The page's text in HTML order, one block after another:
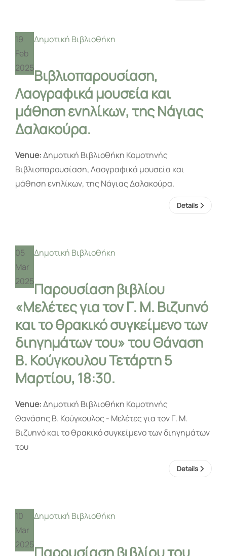
19
Feb
2025
Δημοτική Βιβλιοθήκη
Βιβλιοπαρουσίαση,
Λαογραφικά μουσεία και
μάθηση ενηλίκων, της Νάγιας
Δαλακούρα.
Venue:Δημοτική Βιβλιοθήκη Κομοτηνής
Βιβλιοπαρουσίαση, Λαογραφικά μουσεία και
μάθηση ενηλίκων, της Νάγιας Δαλακούρα.
Details
05
Mar
2025
Δημοτική Βιβλιοθήκη
Παρουσίαση βιβλίου
«Μελέτες για τον Γ. Μ. Βιζυηνό
και το θρακικό συγκείμενο των
διηγημάτων του» του Θάναση
Β. Κούγκουλου Τετάρτη 5
Μαρτίου, 18:30.
Venue:Δημοτική Βιβλιοθήκη Κομοτηνής
Θανάσης Β. Κούγκουλος - Μελέτες για τον Γ. Μ.
Βιζυηνό και το θρακικό συγκείμενο των διηγημάτων
του
Details
10
Mar
2025
Δημοτική Βιβλιοθήκη
Παρουσίαση βιβλίου του